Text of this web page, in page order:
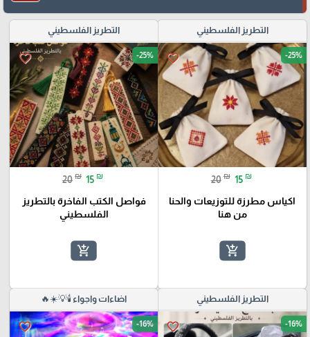
التطريز الفلسطيني
favorite_border -25%
20 ₪ 15 ₪
اكياس مطرزة للتوزيعات والحنا
من هنا
add_shopping_cart
التطريز الفلسطيني
favorite_border -25%
20 ₪ 15 ₪
فواصل الكتب الفاخرة بالتطريز
الفلسطيني
add_shopping_cart
التطريز الفلسطيني
favorite_border -16%
اضاءات واجواء 🕯️💡☀️🔥
favorite_border -16%